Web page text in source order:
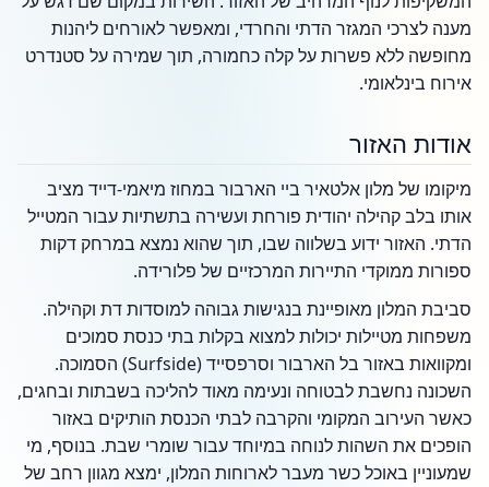
מענה לצרכי המגזר הדתי והחרדי, ומאפשר לאורחים ליהנות
מחופשה ללא פשרות על קלה כחמורה, תוך שמירה על סטנדרט
אירוח בינלאומי.
אודות האזור
מיקומו של מלון אלטאיר ביי הארבור במחוז מיאמי-דייד מציב
אותו בלב קהילה יהודית פורחת ועשירה בתשתיות עבור המטייל
הדתי. האזור ידוע בשלווה שבו, תוך שהוא נמצא במרחק דקות
ספורות ממוקדי התיירות המרכזיים של פלורידה.
סביבת המלון מאופיינת בנגישות גבוהה למוסדות דת וקהילה.
משפחות מטיילות יכולות למצוא בקלות בתי כנסת סמוכים
ומקוואות באזור בל הארבור וסרפסייד (Surfside) הסמוכה.
השכונה נחשבת לבטוחה ונעימה מאוד להליכה בשבתות ובחגים,
כאשר העירוב המקומי והקרבה לבתי הכנסת הותיקים באזור
הופכים את השהות לנוחה במיוחד עבור שומרי שבת. בנוסף, מי
שמעוניין באוכל כשר מעבר לארוחות המלון, ימצא מגוון רחב של